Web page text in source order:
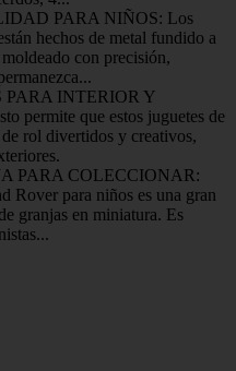
PARA NIÑOS: Los
hechos de metal fundido a
con precisión,
PARA INTERIOR Y
permite que estos juguetes de
rol divertidos y creativos,
PARA COLECCIONAR:
Rover para niños es una gran
granjas en miniatura. Es